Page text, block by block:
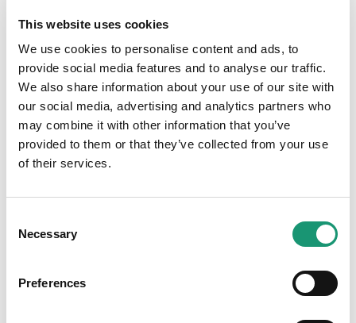
This website uses cookies
We use cookies to personalise content and ads, to
provide social media features and to analyse our traffic.
We also share information about your use of our site with
our social media, advertising and analytics partners who
may combine it with other information that you’ve
provided to them or that they’ve collected from your use
of their services.
Selection
Necessary
Preferences
Grande production
Fabrication importante, pouvant répondre aux
demandes de collaboration avec la restauration
collective et la grande distribution.
Coup de coeur